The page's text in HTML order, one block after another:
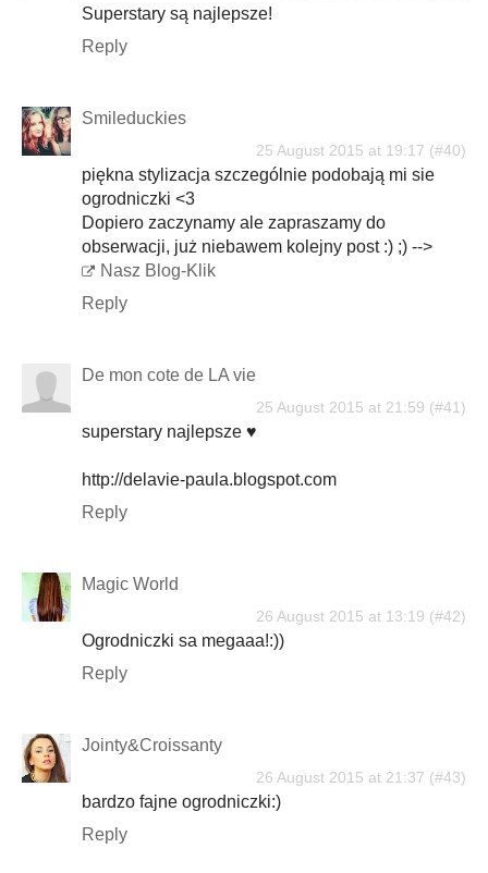
Superstary są najlepsze!
Reply
Smileduckies
25 August 2015 at 19:17
piękna stylizacja szczególnie podobają mi sie
ogrodniczki <3
Dopiero zaczynamy ale zapraszamy do
obserwacji, już niebawem kolejny post :) ;) -->
Nasz Blog-Klik
Reply
De mon cote de LA vie
25 August 2015 at 21:59
superstary najlepsze ♥
http://delavie-paula.blogspot.com
Reply
Magic World
26 August 2015 at 13:19
Ogrodniczki sa megaaa!:))
Reply
Jointy&Croissanty
26 August 2015 at 21:37
bardzo fajne ogrodniczki:)
Reply